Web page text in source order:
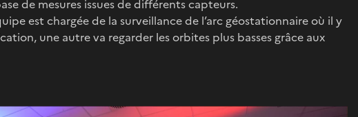
de mesures issues de différents capteurs.
est chargée de la surveillance de l’arc géostationnaire où il y
une autre va regarder les orbites plus basses grâce aux